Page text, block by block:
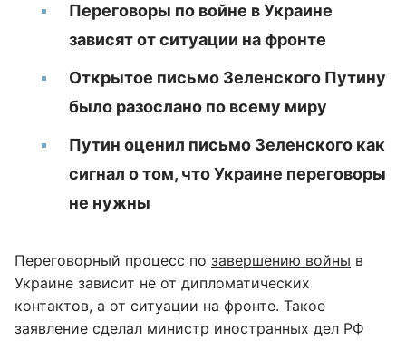
Переговоры по войне в Украине
зависят от ситуации на фронте
Открытое письмо Зеленского Путину
было разослано по всему миру
Путин оценил письмо Зеленского как
сигнал о том, что Украине переговоры
не нужны
Переговорный процесс по завершению войны в
Украине зависит не от дипломатических
контактов, а от ситуации на фронте. Такое
заявление сделал министр иностранных дел РФ